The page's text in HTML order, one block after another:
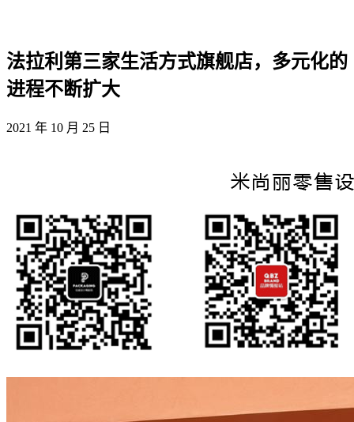
法拉利第三家生活方式旗舰店，多元化的
进程不断扩大
2021 年 10 月 25 日